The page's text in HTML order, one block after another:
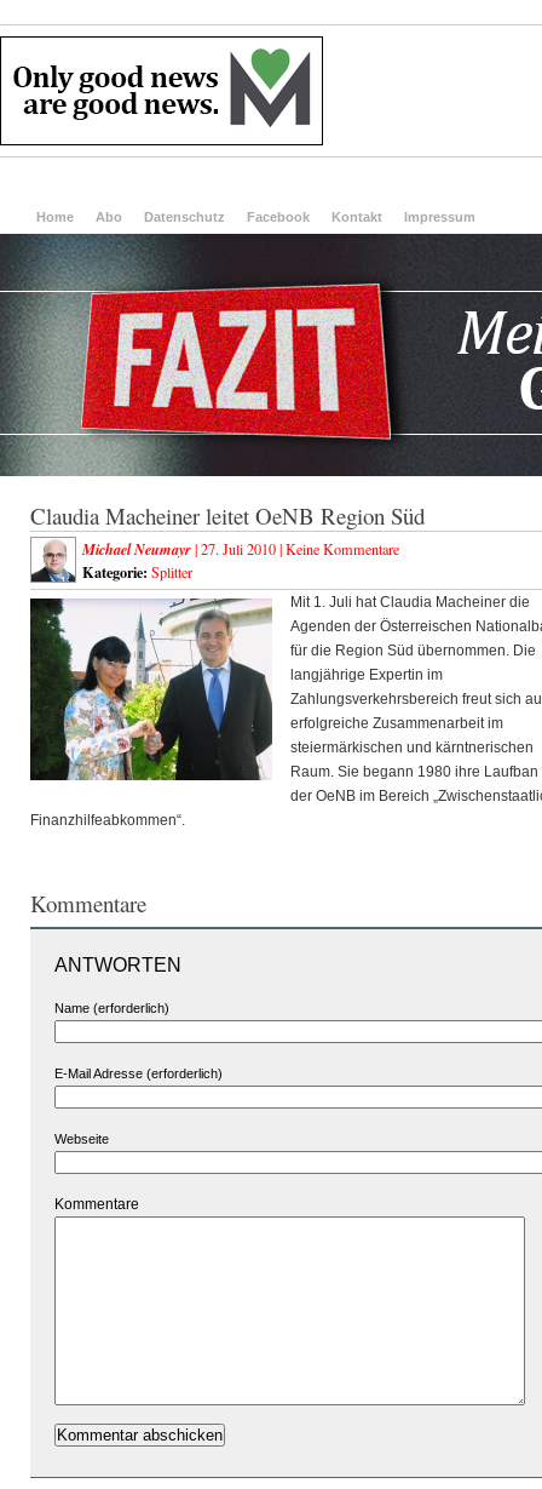
Home Abo Datenschutz Facebook Kontakt Impressum
Claudia Macheiner leitet OeNB Region Süd
Michael Neumayr| 27. Juli 2010 |Keine Kommentare
Kategorie: Splitter
Mit 1. Juli hat Claudia Macheiner die
Agenden der Österreischen
für die Region Süd übernommen. Die
langjährige Expertin im
Zahlungsverkehrsbereich freut sich
erfolgreiche Zusammenarbeit im
steiermärkischen und kärntnerischen
Raum. Sie begann 1980 ihre Laufban
der OeNB im Bereich
Finanzhilfeabkommen“.
Kommentare
ANTWORTEN
Name (erforderlich)
E-Mail Adresse (erforderlich)
Webseite
Kommentare